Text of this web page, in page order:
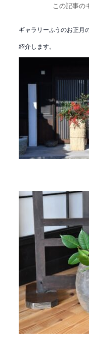
この記事の
ギャラリーふうのお正月
紹介します。